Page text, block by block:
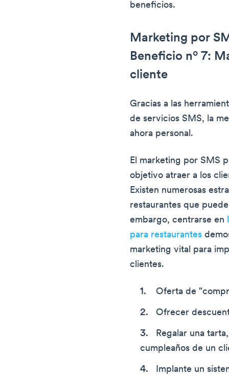
beneficios.
Marketing por
Beneficio nº 7:
cliente
Gracias a las
de servicios SMS, la
ahora personal.
El marketing por SMS
objetivo atraer a los
Existen numerosas
restaurantes que
embargo, centrarse en
para restaurantes
marketing vital para
clientes.
Oferta de
Ofrecer
Regalar una
cumpleaños de un
Implante un